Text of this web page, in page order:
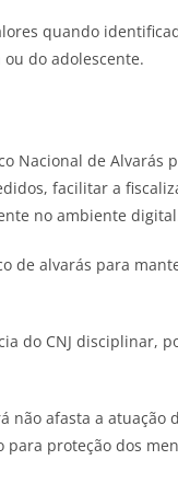
quando
do adolescente.
Nacional de
facilitar a
no ambiente
de alvarás para
do CNJ disciplinar,
não afasta a
para proteção dos